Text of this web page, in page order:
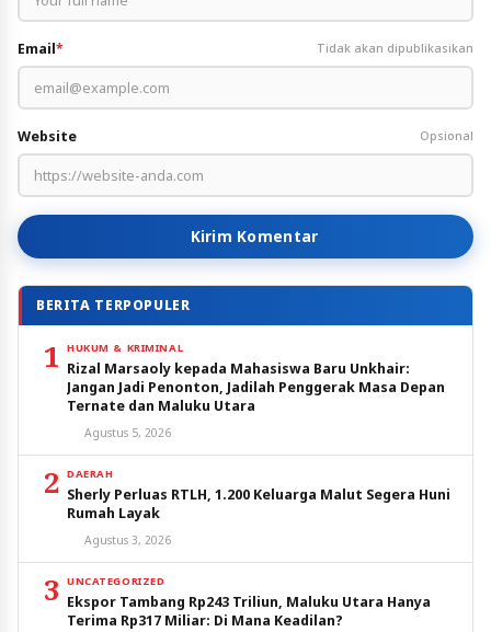
Email* Tidak akan dipublikasikan
Website Opsional
Kirim Komentar
BERITA TERPOPULER
1 HUKUM & KRIMINAL
Rizal Marsaoly kepada Mahasiswa Baru Unkhair:
Jangan Jadi Penonton, Jadilah Penggerak Masa Depan
Ternate dan Maluku Utara
Agustus 5, 2026
2 DAERAH
Sherly Perluas RTLH, 1.200 Keluarga Malut Segera Huni
Rumah Layak
Agustus 3, 2026
3 UNCATEGORIZED
Ekspor Tambang Rp243 Triliun, Maluku Utara Hanya
Terima Rp317 Miliar: Di Mana Keadilan?